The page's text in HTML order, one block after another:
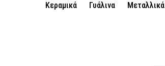
Κεραμικά Γυάλινα Μεταλλικά